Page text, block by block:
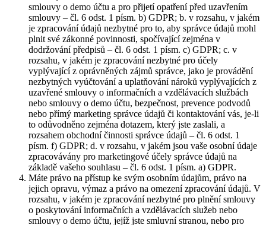
smlouvy o demo účtu a pro přijetí opatření před uzavřením
smlouvy – čl. 6 odst. 1 písm. b) GDPR; b. v rozsahu, v jakém
je zpracování údajů nezbytné pro to, aby správce údajů mohl
plnit své zákonné povinnosti, spočívající zejména v
dodržování předpisů – čl. 6 odst. 1 písm. c) GDPR; c. v
rozsahu, v jakém je zpracování nezbytné pro účely
vyplývající z oprávněných zájmů správce, jako je provádění
nezbytných vyúčtování a uplatňování nároků vyplývajících z
uzavřené smlouvy o informačních a vzdělávacích službách
nebo smlouvy o demo účtu, bezpečnost, prevence podvodů
nebo přímý marketing správce údajů či kontaktování vás, je-li
to odůvodněno zejména dotazem, který jste zaslali, a
rozsahem obchodní činnosti správce údajů – čl. 6 odst. 1
písm. f) GDPR; d. v rozsahu, v jakém jsou vaše osobní údaje
zpracovávány pro marketingové účely správce údajů na
základě vašeho souhlasu – čl. 6 odst. 1 písm. a) GDPR.
Máte právo na přístup ke svým osobním údajům, právo na
jejich opravu, výmaz a právo na omezení zpracování údajů. V
rozsahu, v jakém je zpracování nezbytné pro plnění smlouvy
o poskytování informačních a vzdělávacích služeb nebo
smlouvy o demo účtu, jejíž jste smluvní stranou, nebo pro